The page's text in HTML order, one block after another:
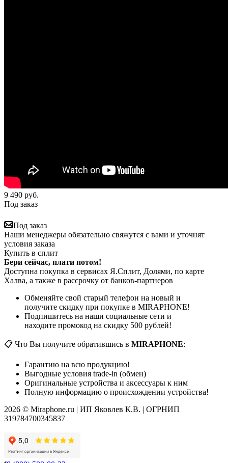
9 490 руб.
Под заказ
Под заказ
Наши менеджеры обязательно свяжутся с вами и уточнят
условия заказа
Купить в сплит
Бери сейчас, плати потом!
Доступна покупка в сервисах Я.Сплит, Долями, по карте
Халва, а также в рассрочку от банков-партнеров
Обменяйте свой старый телефон на новый и
получите скидку при покупке в MIRAPHONE!
Подпишитесь на наши социальные сети и
находите промокод на скидку 500 рублей!
📋 Что Вы получите обратившись в MIRAPHONE:
Гарантию на всю продукцию!
Выгодные условия trade-in (обмен)
Оригинальные устройства и аксессуары к ним
Полную информацию о происхождении устройства!
2026 © Miraphone.ru | ИП Яковлев К.В. | ОГРНИП
319784700345837